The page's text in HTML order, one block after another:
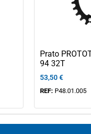
Prato
94 32T
53,50€
REF: P48.01.005